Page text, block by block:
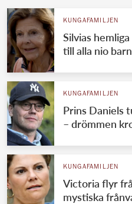
KUNGAFAMILJEN
Silvias
till alla nio
KUNGAFAMILJEN
Prins Daniels
– drömmen
KUNGAFAMILJEN
Victoria flyr
mystiska